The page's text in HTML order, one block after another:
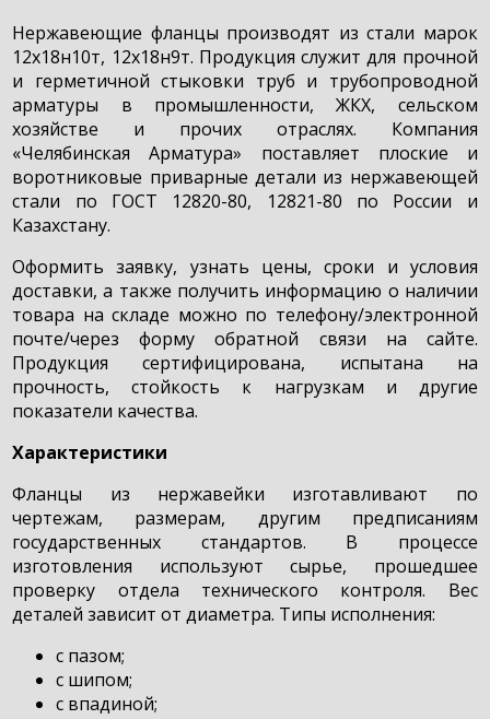
Нержавеющие фланцы производят из стали марок
12х18н10т, 12х18н9т. Продукция служит для прочной
и герметичной стыковки труб и трубопроводной
арматуры в промышленности, ЖКХ, сельском
хозяйстве и прочих отраслях. Компания
«Челябинская Арматура» поставляет плоские и
воротниковые приварные детали из нержавеющей
стали по ГОСТ 12820-80, 12821-80 по России и
Казахстану.
Оформить заявку, узнать цены, сроки и условия
доставки, а также получить информацию о наличии
товара на складе можно по телефону/электронной
почте/через форму обратной связи на сайте.
Продукция сертифицирована, испытана на
прочность, стойкость к нагрузкам и другие
показатели качества.
Характеристики
Фланцы из нержавейки изготавливают по
чертежам, размерам, другим предписаниям
государственных стандартов. В процессе
изготовления используют сырье, прошедшее
проверку отдела технического контроля. Вес
деталей зависит от диаметра. Типы исполнения:
с пазом;
с шипом;
с впадиной;